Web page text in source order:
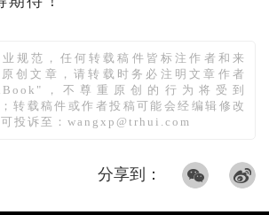
规范，任何转载稿件皆标注作者和来
创文章，请转载时务必注明文章作者
，不尊重原创的行为将受到
转载稿件或作者投稿可能会经编辑修改
投诉至：wangxp@trhui.com
分享到：